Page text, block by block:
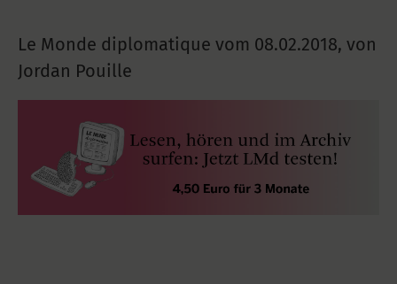
Le Monde diplomatique vom 08.02.2018, von
Jordan Pouille